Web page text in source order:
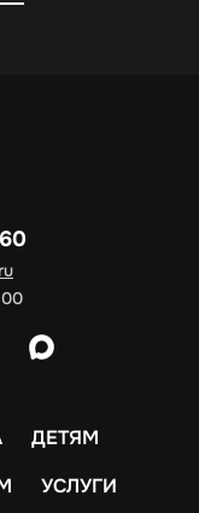
ДЕТЯМ
УСЛУГИ